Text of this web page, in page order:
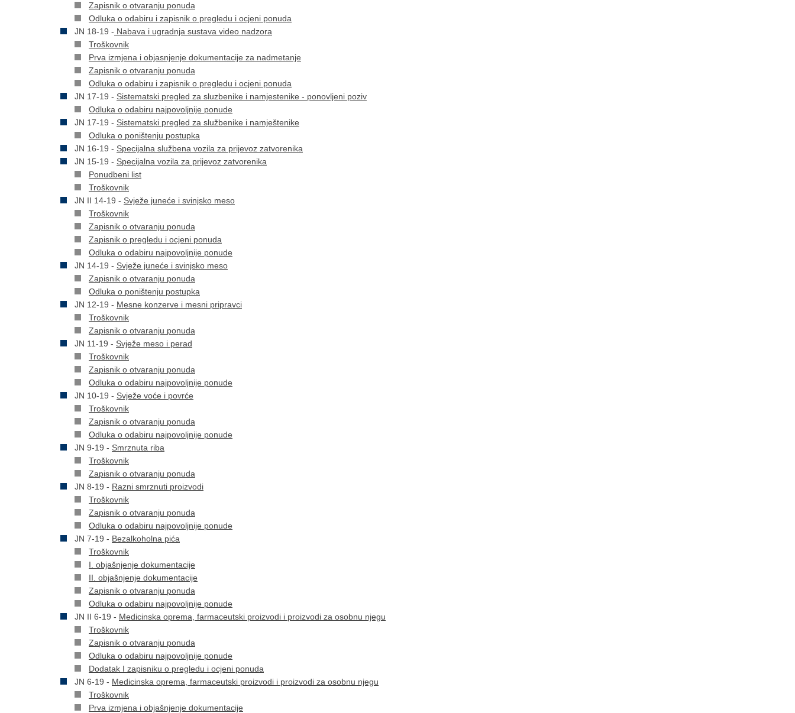
Zapisnik o otvaranju ponuda
Odluka o odabiru i zapisnik o pregledu i ocjeni ponuda
JN 18-19 - Nabava i ugradnja sustava video nadzora
Troškovnik
Prva izmjena i objasnjenje dokumentacije za nadmetanje
Zapisnik o otvaranju ponuda
Odluka o odabiru i zapisnik o pregledu i ocjeni ponuda
JN 17-19 - Sistematski pregled za sluzbenike i namjestenike - ponovljeni poziv
Odluka o odabiru najpovoljnije ponude
JN 17-19 - Sistematski pregled za službenike i namještenike
Odluka o poništenju postupka
JN 16-19 - Specijalna službena vozila za prijevoz zatvorenika
JN 15-19 - Specijalna vozila za prijevoz zatvorenika
Ponudbeni list
Troškovnik
JN II 14-19 - Svježe juneće i svinjsko meso
Troškovnik
Zapisnik o otvaranju ponuda
Zapisnik o pregledu i ocjeni ponuda
Odluka o odabiru najpovoljnije ponude
JN 14-19 - Svježe juneće i svinjsko meso
Zapisnik o otvaranju ponuda
Odluka o poništenju postupka
JN 12-19 - Mesne konzerve i mesni pripravci
Troškovnik
Zapisnik o otvaranju ponuda
JN 11-19 - Svježe meso i perad
Troškovnik
Zapisnik o otvaranju ponuda
Odluka o odabiru najpovoljnije ponude
JN 10-19 - Svježe voće i povrće
Troškovnik
Zapisnik o otvaranju ponuda
Odluka o odabiru najpovoljnije ponude
JN 9-19 - Smrznuta riba
Troškovnik
Zapisnik o otvaranju ponuda
JN 8-19 - Razni smrznuti proizvodi
Troškovnik
Zapisnik o otvaranju ponuda
Odluka o odabiru najpovoljnije ponude
JN 7-19 - Bezalkoholna pića
Troškovnik
I. objašnjenje dokumentacije
II. objašnjenje dokumentacije
Zapisnik o otvaranju ponuda
Odluka o odabiru najpovoljnije ponude
JN II 6-19 - Medicinska oprema, farmaceutski proizvodi i proizvodi za osobnu njegu
Troškovnik
Zapisnik o otvaranju ponuda
Odluka o odabiru najpovoljnije ponude
Dodatak I zapisniku o pregledu i ocjeni ponuda
JN 6-19 - Medicinska oprema, farmaceutski proizvodi i proizvodi za osobnu njegu
Troškovnik
Prva izmjena i objašnjenje dokumentacije